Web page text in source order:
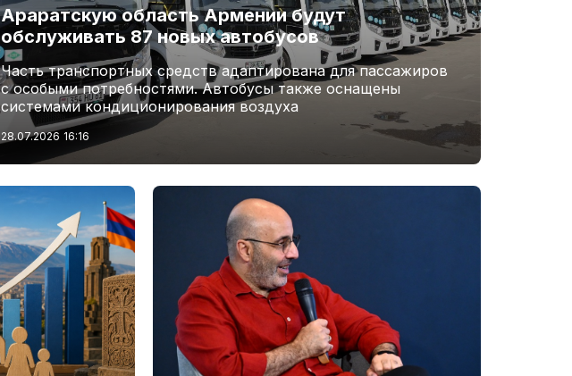
Араратскую область Армении будут
обслуживать 87 новых автобусов
Часть транспортных средств адаптирована для пассажиров
с особыми потребностями. Автобусы также оснащены
системами кондиционирования воздуха
28.07.2026 16:16